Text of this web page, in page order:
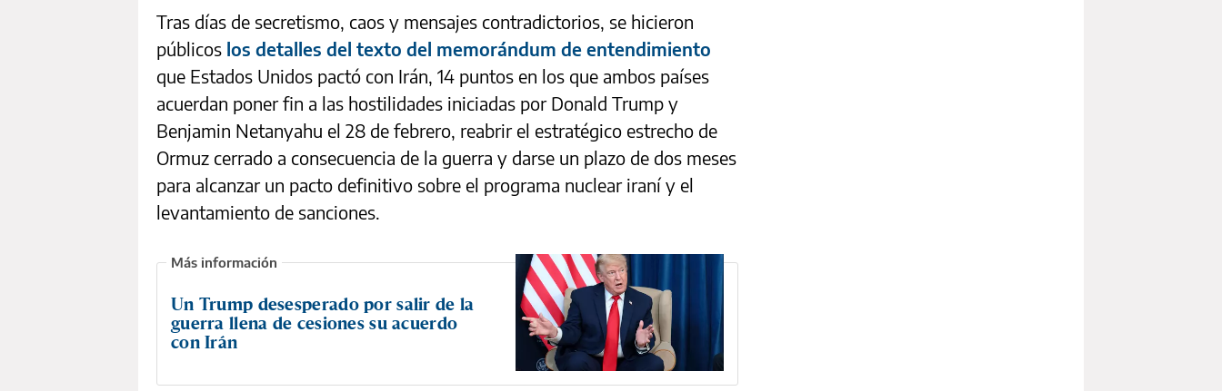
Tras días de secretismo, caos y mensajes contradictorios, se hicieron
públicos los detalles del texto del memorándum de entendimiento
que Estados Unidos pactó con Irán, 14 puntos en los que ambos países
acuerdan poner fin a las hostilidades iniciadas por Donald Trump y
Benjamin Netanyahu el 28 de febrero, reabrir el estratégico estrecho de
Ormuz cerrado a consecuencia de la guerra y darse un plazo de dos meses
para alcanzar un pacto definitivo sobre el programa nuclear iraní y el
levantamiento de sanciones.
Un Trump desesperado por salir de la
guerra llena de cesiones su acuerdo
con Irán